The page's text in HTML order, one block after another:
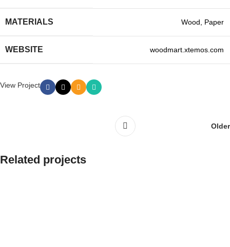
MATERIALS Wood, Paper
WEBSITE woodmart.xtemos.com
View Project
Older
Related projects